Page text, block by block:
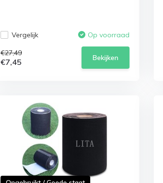
Vergelijk Op voorraad
€27,49
€7,45 Bekijken